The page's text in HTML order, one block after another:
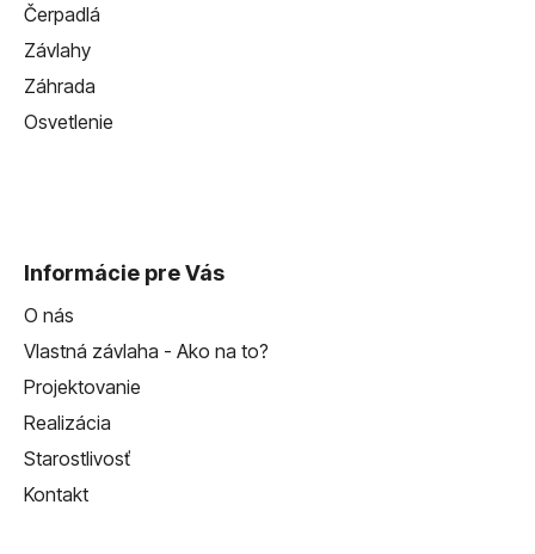
Čerpadlá
Závlahy
Záhrada
Osvetlenie
Informácie pre Vás
O nás
Vlastná závlaha - Ako na to?
Projektovanie
Realizácia
Starostlivosť
Kontakt